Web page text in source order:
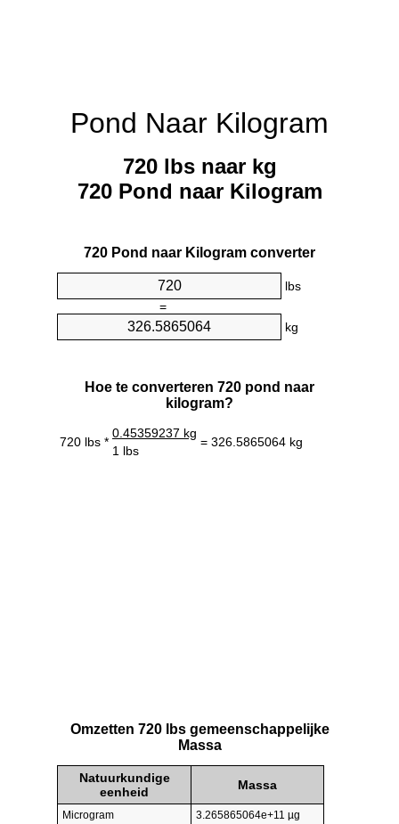
Pond Naar Kilogram
720 lbs naar kg
720 Pond naar Kilogram
720 Pond naar Kilogram converter
lbs
=
kg
Hoe te converteren 720 pond naar
kilogram?
720 lbs *
0.45359237 kg
= 326.5865064 kg
1 lbs
Omzetten 720 lbs gemeenschappelijke
Massa
Natuurkundige
eenheid
Massa
Microgram
3.265865064e+11 µg